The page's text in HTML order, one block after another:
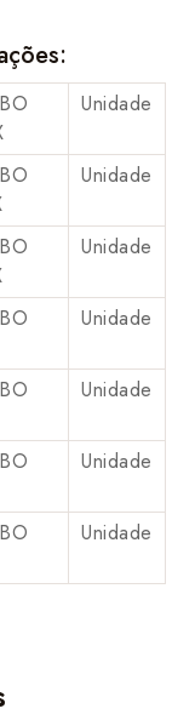
Unidade
Unidade
Unidade
Unidade
Unidade
Unidade
Unidade